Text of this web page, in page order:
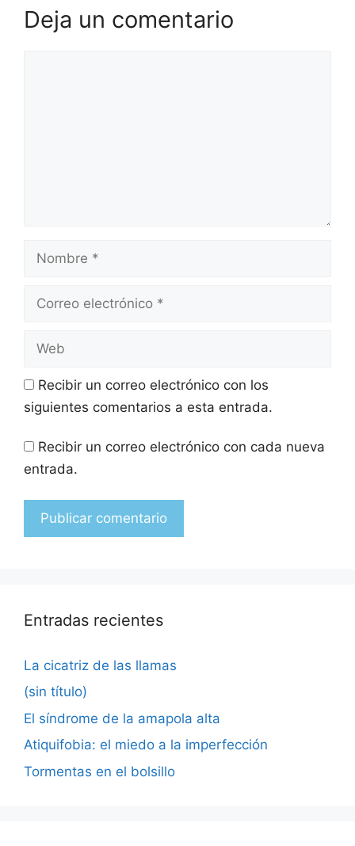
Deja un comentario
Recibir un correo electrónico con los
siguientes comentarios a esta entrada.
Recibir un correo electrónico con cada nueva
entrada.
Entradas recientes
La cicatriz de las llamas
(sin título)
El síndrome de la amapola alta
Atiquifobia: el miedo a la imperfección
Tormentas en el bolsillo